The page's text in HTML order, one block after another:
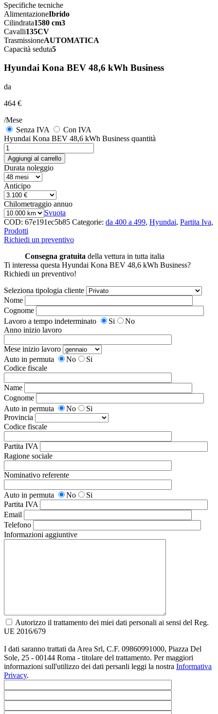
Specifiche tecniche
AlimentazioneIbrido
Cilindrata1580 cm3
Cavalli135CV
TrasmissioneAUTOMATICA
Capacità seduta5
Hyundai Kona BEV 48,6 kWh Business
da
464 €
/Mese
Senza IVA
Con IVA
Hyundai Kona BEV 48,6 kWh Business quantità
Aggiungi al carrello
Durata noleggio
Anticipo
Chilometraggio annuo
Svuota
COD: 67e191ec5b85 Categorie: da 400 a 499, Hyundai, Partita Iva,
Prodotti
Richiedi un preventivo
Consegna gratuita della vettura in tutta italia
Ti interessa questa Hyundai Kona BEV 48,6 kWh Business?
Richiedi un preventivo!
Seleziona tipologia cliente
Nome
Cognome
Lavoro a tempo indeterminato
Si
No
Anno inizio lavoro
Mese inizio lavoro
Auto in permuta
No
Si
Codice fiscale
Name
Cognome
Auto in permuta
No
Si
Provincia
Codice fiscale
Partita IVA
Ragione sociale
Nominativo referente
Auto in permuta No
Si
Partita IVA
Email
Telefono
Informazioni aggiuntive
Autorizzo il trattamento dei miei dati personali ai sensi del Reg.
UE 2016/679
I dati saranno trattati da Area Srl, C.F. 09860991000, Piazza Del
Sole, 25 - 00144 Roma - titolare del trattamento. Per maggiori
informazioni sull'utilizzo dei dati persanli leggi la nostra Informativa
Privacy.